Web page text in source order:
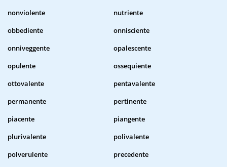
nonviolente
nutriente
obbediente
onnisciente
onniveggente
opalescente
opulente
ossequiente
ottovalente
pentavalente
permanente
pertinente
piacente
piangente
plurivalente
polivalente
polverulente
precedente